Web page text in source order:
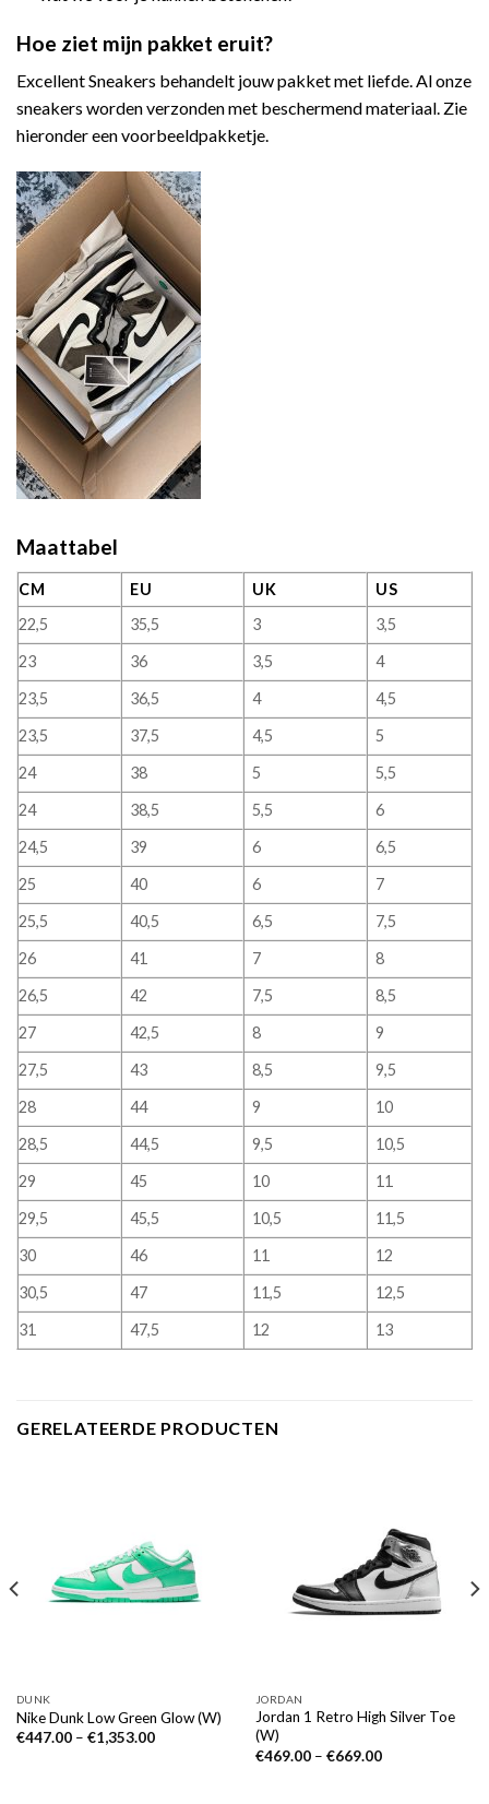
Hoe ziet mijn pakket eruit?
Excellent Sneakers behandelt jouw pakket met liefde. Al onze
sneakers worden verzonden met beschermend materiaal. Zie
hieronder een voorbeeldpakketje.
Maattabel
CM EU UK
US
22,5
35,5 3
3,5
23
36 3,5
4
23,5
36,5 4
4,5
23,5
37,5 4,5
5
24
38 5
5,5
24
38,5 5,5
6
24,5
39 6
6,5
25
40 6
7
25,5
40,5 6,5
7,5
26
41 7
8
26,5
42 7,5
8,5
27
42,5 8
9
27,5
43 8,5
9,5
28
44 9
10
28,5
44,5 9,5
10,5
29
45 10
11
29,5
45,5 10,5
11,5
30
46 11
12
30,5
47 11,5
12,5
31
47,5 12 13
GERELATEERDE PRODUCTEN
DUNK
Nike Dunk Low Green Glow (W)
€447.00– €1,353.00
JORDAN
Jordan 1 Retro High Silver Toe
(W)
€469.00– €669.00